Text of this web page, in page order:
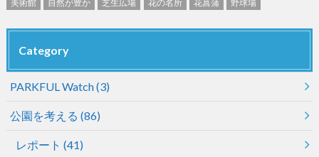
美術館 自然が豊か 芝生広場 花の名所 花菖蒲 野球場
Category
PARKFUL Watch(3)
公園を考える (86)
レポート (41)